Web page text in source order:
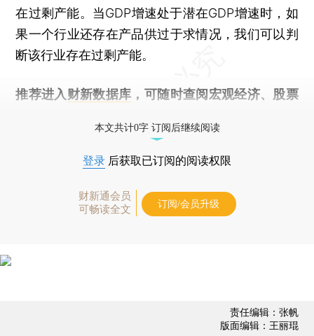
在过剩产能。当GDP增速处于潜在GDP增速时，如
果一个行业还存在产品供过于求情况，我们可以判
断该行业存在过剩产能。
推荐进入 财新数据库 ，可随时查阅宏观经济、股票
本文共计0字 订阅后继续阅读
登录 后获取已订阅的阅读权限
财新通会员
可畅读全文
订阅/会员升级
责任编辑：张帆
版面编辑：王丽琨